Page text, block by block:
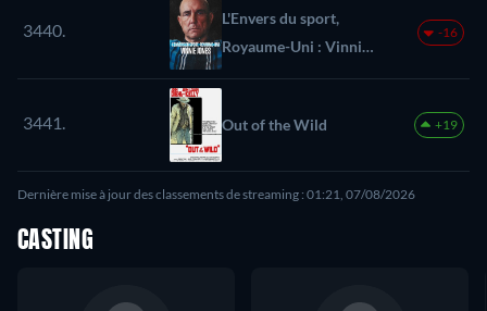
3440.
L'Envers du sport,
Royaume-Uni : Vinnie
Jones
-16
3441. Out of the Wild +19
Dernière mise à jour des classements de streaming : 01:21, 07/08/2026
CASTING